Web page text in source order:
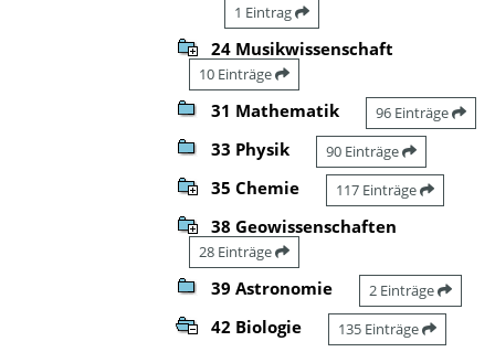
1 Eintrag
24 Musikwissenschaft
10 Einträge
31 Mathematik 96 Einträge
33 Physik 90 Einträge
35 Chemie 117 Einträge
38 Geowissenschaften
28 Einträge
39 Astronomie 2 Einträge
42 Biologie 135 Einträge